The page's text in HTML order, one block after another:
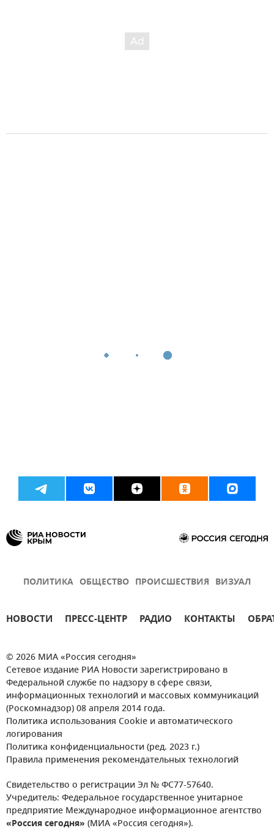
ПОЛИТИКА ОБЩЕСТВО ПРОИСШЕСТВИЯ ВИЗУАЛ
НОВОСТИ ПРЕСС-ЦЕНТР РАДИО КОНТАКТЫ
© 2026 МИА «Россия сегодня»
Сетевое издание РИА Новости зарегистрировано в
Федеральной службе по надзору в сфере связи,
информационных технологий и массовых коммуникаций
(Роскомнадзор) 08 апреля 2014 года.
Политика использования Cookie и автоматического
логирования
Политика конфиденциальности (ред. 2023 г.)
Правила применения рекомендательных технологий
Свидетельство о регистрации Эл № ФС77-57640.
Учредитель: Федеральное государственное унитарное
предприятие Международное информационное агентство
«Россия сегодня» (МИА «Россия сегодня»).